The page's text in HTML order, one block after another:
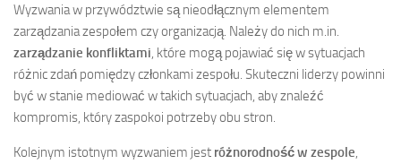
Wyzwania w przywództwie są nieodłącznym elementem
zarządzania zespołem czy organizacją. Należy do nich m.in.
zarządzanie konfliktami, które mogą pojawiać się w sytuacjach
różnic zdań pomiędzy członkami zespołu. Skuteczni liderzy powinni
być w stanie mediować w takich sytuacjach, aby znaleźć
kompromis, który zaspokoi potrzeby obu stron.
Kolejnym istotnym wyzwaniem jest różnorodność w zespole,